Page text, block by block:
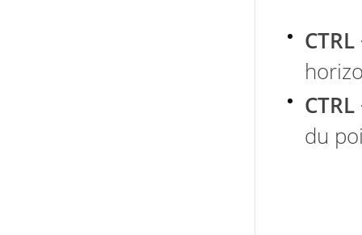
du